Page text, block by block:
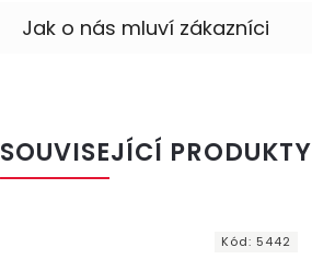
SOUVISEJÍCÍ PRODUKTY
Kód: 5442